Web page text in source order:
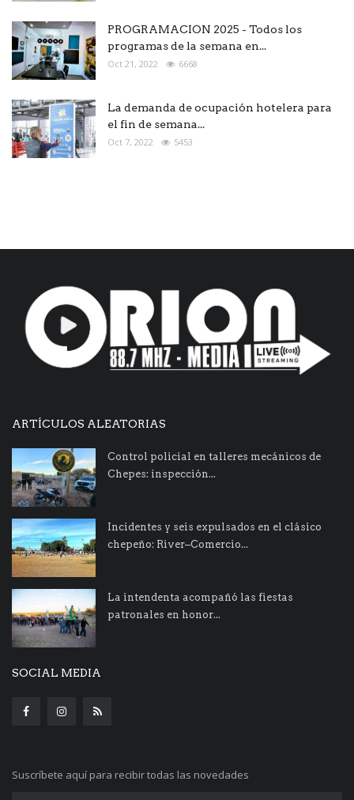
PROGRAMACION 2025 - Todos los
programas de la semana en...
Oct 21, 2022 6668
La demanda de ocupación hotelera para
el fin de semana...
Oct 7, 2022 5453
ARTÍCULOS ALEATORIAS
Control policial en talleres mecánicos de
Chepes: inspección...
Incidentes y seis expulsados en el clásico
chepeño: River–Comercio...
La intendenta acompañó las fiestas
patronales en honor...
SOCIAL MEDIA
Suscríbete aquí para recibir todas las novedades